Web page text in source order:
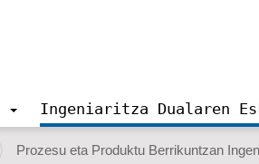
Ingeniaritza Dualaren
Prozesu eta Produktu Berrikuntzan